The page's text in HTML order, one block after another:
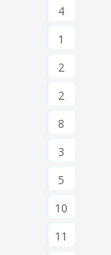
4
1
2
2
8
3
5
10
11